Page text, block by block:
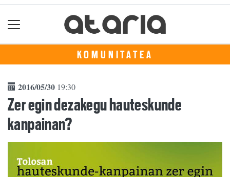
KOMUNITATEA
2016/05/30 19:30
Zer egin dezakegu hauteskunde
kanpainan?